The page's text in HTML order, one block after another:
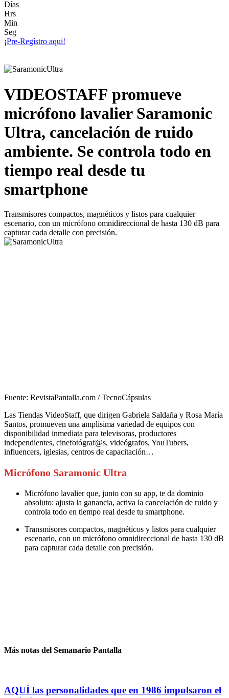
Días
Hrs
Min
Seg
¡Pre-Regístro aqui!
VIDEOSTAFF promueve
micrófono lavalier Saramonic
Ultra, cancelación de ruido
ambiente. Se controla todo en
tiempo real desde tu
smartphone
Transmisores compactos, magnéticos y listos para cualquier
escenario, con un micrófono omnidireccional de hasta 130 dB para
capturar cada detalle con precisión.
Fuente: RevistaPantalla.com / TecnoCápsulas
Las Tiendas VideoStaff, que dirigen Gabriela Saldaña y Rosa María
Santos, promueven una amplísima variedad de equipos con
disponibilidad inmediata para televisoras, productores
independientes, cinefotógraf@s, videógrafos, YouTubers,
influencers, iglesias, centros de capacitación…
Micrófono Saramonic Ultra
Micrófono lavalier que, junto con su app, te da dominio
absoluto: ajusta la ganancia, activa la cancelación de ruido y
controla todo en tiempo real desde tu smartphone.
Transmisores compactos, magnéticos y listos para cualquier
escenario, con un micrófono omnidireccional de hasta 130 dB
para capturar cada detalle con precisión.
Más notas del Semanario Pantalla
AQUÍ las personalidades que en 1986 impulsaron el